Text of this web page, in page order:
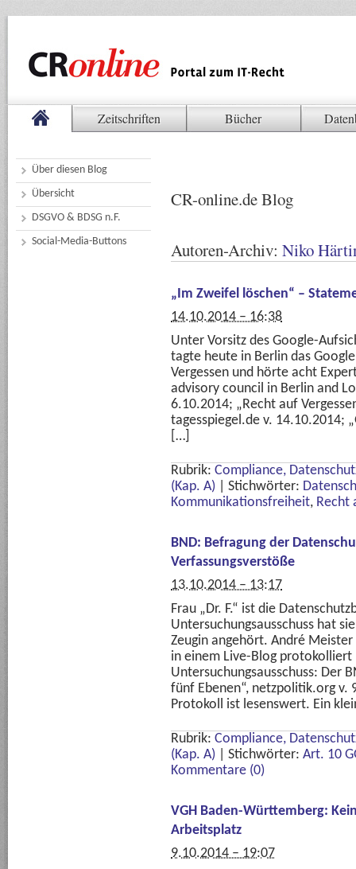
Zeitschriften Bücher
Über diesen Blog
Übersicht
DSGVO & BDSG n.F.
Social-Media-Buttons
CR-online.de Blog
Autoren-Archiv: Niko
„Im Zweifel löschen“ –
14.10.2014 – 16:38
Unter Vorsitz des Google-
tagte heute in Berlin das
Vergessen und hörte acht
advisory council in Berlin and
6.10.2014; „Recht auf
tagesspiegel.de v. 14.10.2014;
[…]
Rubrik: Compliance,
(Kap. A)
Stichwörter:
Kommunikationsfreiheit, Recht
BND: Befragung der
Verfassungsverstöße
13.10.2014 – 13:17
Frau „Dr. F.“ ist die
Untersuchungsausschuss hat
Zeugin angehört. André
in einem Live-Blog protokolliert
Untersuchungsausschuss: Der
fünf Ebenen“, netzpolitik.org v.
Protokoll ist lesenswert. Ein
Rubrik: Compliance,
(Kap. A)
Stichwörter: Art. 10
Kommentare (0)
VGH Baden-Württemberg:
Arbeitsplatz
9.10.2014 – 19:07